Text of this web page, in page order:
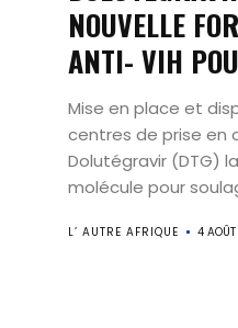
Contact
Search
NOUVELLE
ANTI- VIH
Mise en place et
centres de prise en
Dolutégravir (DTG)
molécule pour
L’ AUTRE AFRIQUE 4